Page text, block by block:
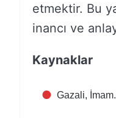
etmektir. Bu
inancı ve
Kaynaklar
Gazali, İmam.